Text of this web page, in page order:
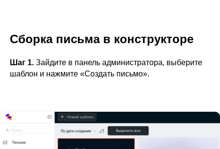
Сборка письма в конструкторе
Шаг 1. Зайдите в панель администратора, выберите
шаблон и нажмите «Создать письмо».